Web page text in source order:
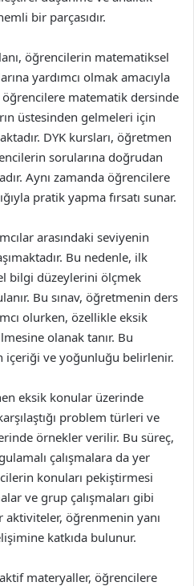
bir parçasıdır.
öğrencilerin matematiksel
yardımcı olmak amacıyla
öğrencilere matematik dersinde
üstesinden gelmeleri için
DYK kursları, öğretmen
sorularına doğrudan
Aynı zamanda öğrencilere
pratik yapma fırsatı sunar.
arasındaki seviyenin
Bu nedenle, ilk
bilgi düzeylerini ölçmek
Bu sınav, öğretmenin ders
olurken, özellikle eksik
olanak tanır. Bu
içeriği ve yoğunluğu belirlenir.
eksik konular üzerinde
problem türleri ve
örnekler verilir. Bu süreç,
çalışmalara da yer
konuları pekiştirmesi
ve grup çalışmaları gibi
öğrenmenin yanı
katkıda bulunur.
materyaller, öğrencilere